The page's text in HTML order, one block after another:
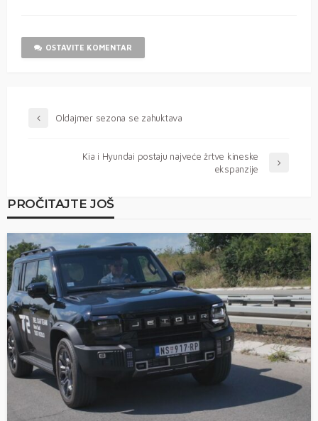
OSTAVITE KOMENTAR
Oldajmer sezona se zahuktava
Kia i Hyundai postaju najveće žrtve kineske
ekspanzije
PROČITAJTE JOŠ